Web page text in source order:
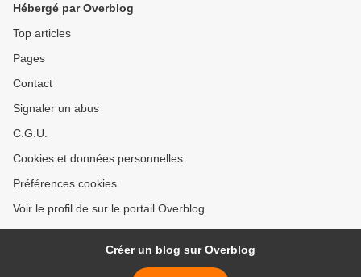
Hébergé par Overblog
Top articles
Pages
Contact
Signaler un abus
C.G.U.
Cookies et données personnelles
Préférences cookies
Voir le profil de sur le portail Overblog
Créer un blog sur Overblog